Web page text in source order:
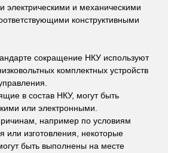
электрическими и механическими
конструктивными
сокращение НКУ используют
комплектных устройств
в состав НКУ, могут быть
или электронными.
например по условиям
или изготовления, некоторые
быть выполнены на месте